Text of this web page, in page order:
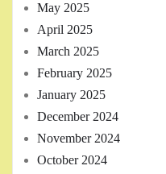
May 2025
April 2025
March 2025
February 2025
January 2025
December 2024
November 2024
October 2024